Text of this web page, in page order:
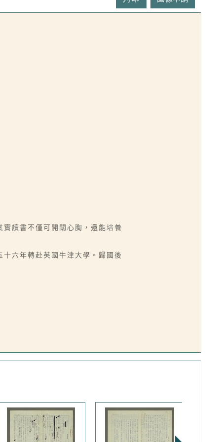
讀書不僅可開闊心胸，還能培養
六年轉赴英國牛津大學。歸國後